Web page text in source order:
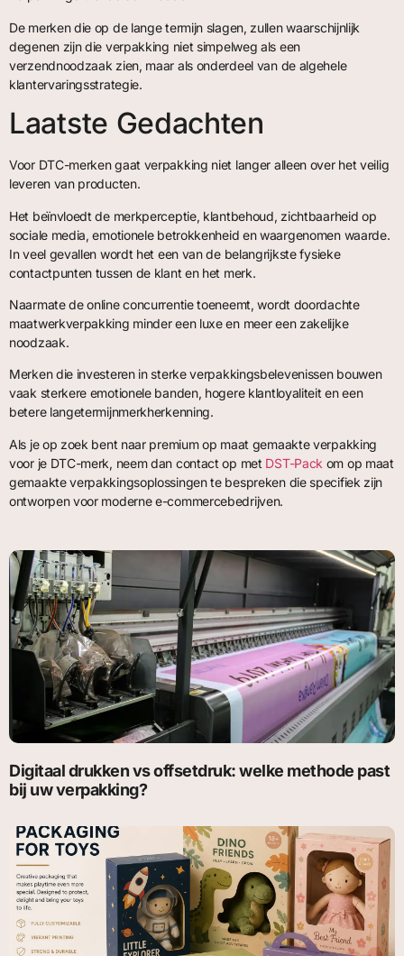
De merken die op de lange termijn slagen, zullen waarschijnlijk
degenen zijn die verpakking niet simpelweg als een
verzendnoodzaak zien, maar als onderdeel van de algehele
klantervaringsstrategie.
Laatste Gedachten
Voor DTC-merken gaat verpakking niet langer alleen over het veilig
leveren van producten.
Het beïnvloedt de merkperceptie, klantbehoud, zichtbaarheid op
sociale media, emotionele betrokkenheid en waargenomen waarde.
In veel gevallen wordt het een van de belangrijkste fysieke
contactpunten tussen de klant en het merk.
Naarmate de online concurrentie toeneemt, wordt doordachte
maatwerkverpakking minder een luxe en meer een zakelijke
noodzaak.
Merken die investeren in sterke verpakkingsbelevenissen bouwen
vaak sterkere emotionele banden, hogere klantloyaliteit en een
betere langetermijnmerkherkenning.
Als je op zoek bent naar premium op maat gemaakte verpakking
voor je DTC-merk, neem dan contact op met DST-Pack om op maat
gemaakte verpakkingsoplossingen te bespreken die specifiek zijn
ontworpen voor moderne e-commercebedrijven.
Digitaal drukken vs offsetdruk: welke methode past
bij uw verpakking?